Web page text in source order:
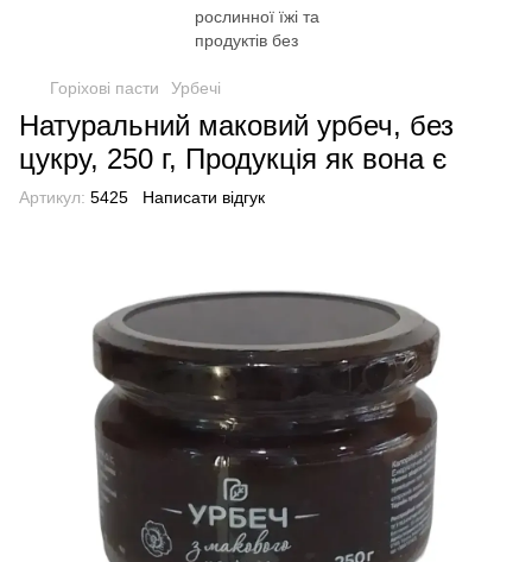
Горіхові пасти Урбечі
Натуральний маковий урбеч, без
цукру, 250 г, Продукція як вона є
Артикул: 5425 Написати відгук